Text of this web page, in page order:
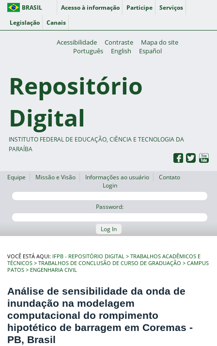
BRASIL Acesso à informação Participe
Serviços
Legislação
Canais
Acessibilidade Contraste
Mapa do site
Português
English Español
Repositório
Digital
INSTITUTO FEDERAL DE EDUCAÇÃO, CIÊNCIA E TECNOLOGIA DA
PARAÍBA
Equipe Missão e Visão Informações ao usuário
Contato
Login
Password:
Log In
VOCÊ ESTÁ AQUI: IFPB - REPOSITÓRIO DIGITAL
TRABALHOS ACADÊMICOS E
TÉCNICOS
TRABALHOS DE CONCLUSÃO DE CURSO DE GRADUAÇÃO
CAMPUS
PATOS
ENGENHARIA CIVIL
Análise de sensibilidade da onda de
inundação na modelagem
computacional do rompimento
hipotético de barragem em Coremas -
PB, Brasil